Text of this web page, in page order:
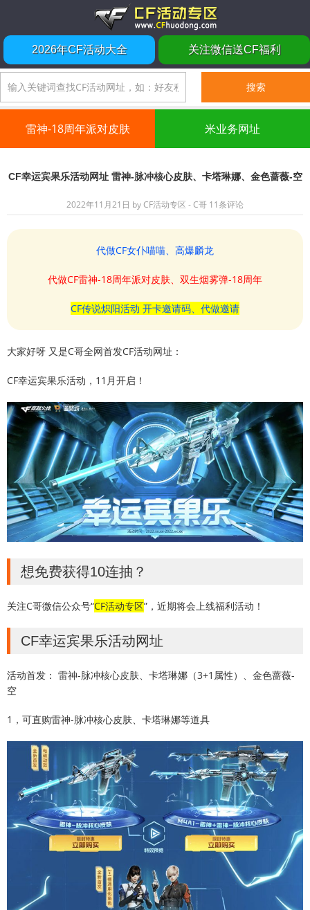
2026年CF活动大全 关注微信送CF福利
雷神-18周年派对皮肤 米业务网址
CF幸运宾果乐活动网址 雷神-脉冲核心皮肤、卡塔琳娜、金色蔷薇-空
2022年11月21日 byCF活动专区 - C哥 11条评论
代做CF女仆喵喵、高爆麟龙
代做CF雷神-18周年派对皮肤、双生烟雾弹-18周年
CF传说炽阳活动 开卡邀请码、代做邀请
大家好呀 又是C哥全网首发CF活动网址：
CF幸运宾果乐活动，11月开启！
想免费获得10连抽？
关注C哥微信公众号“CF活动专区”，近期将会上线福利活动！
CF幸运宾果乐活动网址
活动首发： ​雷神-脉冲核心皮肤、卡塔琳娜（3+1属性）、金色蔷薇-
空
1，可直购雷神-脉冲核心皮肤、卡塔琳娜等道具